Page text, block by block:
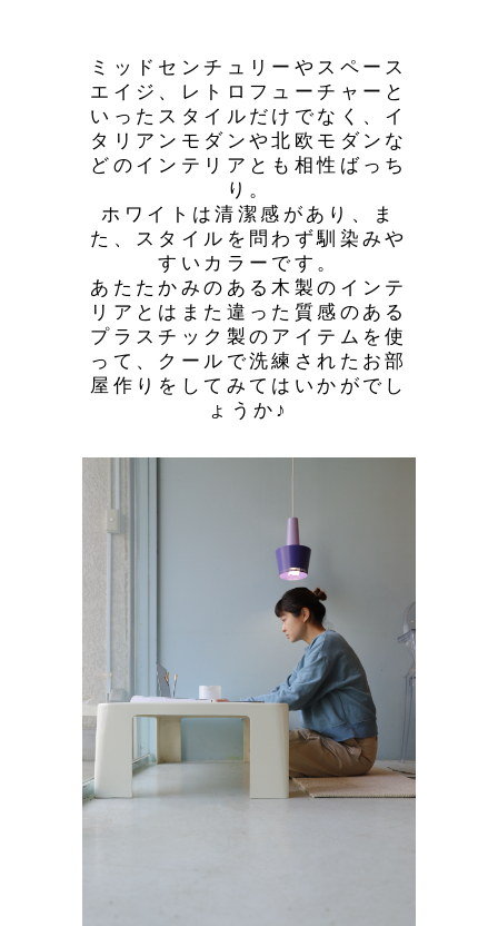
ミッドセンチュリーやスペース
エイジ、レトロフューチャーと
いったスタイルだけでなく、イ
タリアンモダンや北欧モダンな
どのインテリアとも相性ばっち
り。
ホワイトは清潔感があり、ま
た、スタイルを問わず馴染みや
すいカラーです。
あたたかみのある木製のインテ
リアとはまた違った質感のある
プラスチック製のアイテムを使
って、クールで洗練されたお部
屋作りをしてみてはいかがでし
ょうか♪